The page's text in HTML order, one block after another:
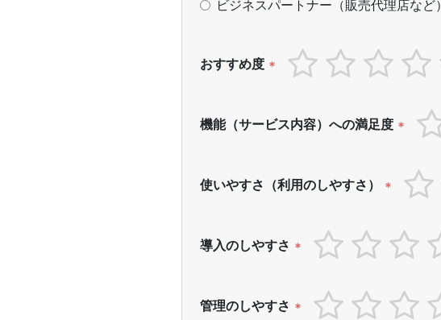
ビジネスパートナー（販売代理店など）
おすすめ度 *
機能（サービス内容）への満足度 *
使いやすさ（利用のしやすさ） *
導入のしやすさ *
管理のしやすさ *